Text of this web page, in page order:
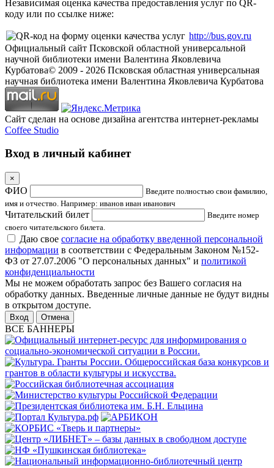
Независимая оценка качества предоставления услуг по QR-
коду или по ссылке ниже:
http://bus.gov.ru
Официальный сайт Псковской областной универсальной
научной библиотеки имени Валентина Яковлевича
Курбатова© 2009 - 2026 Псковская областная универсальная
научная библиотека имени Валентина Яковлевича Курбатова
Сайт сделан на основе дизайна агентства интернет-рекламы
Coffee Studio
Вход в личный кабинет
×
ФИО
Введите полностью свои фамилию,
имя и отчество. Например: иванов иван иванович
Читательский билет
Введите номер
своего читательского билета.
Даю свое согласие на обработку введенной персональной
информации в соответствии с Федеральным Законом №152-
ФЗ от 27.07.2006 "О персональных данных" и политикой
конфиденциальности
Мы не можем обработать запрос без Вашего согласия на
обработку данных. Введенные личные данные не будут видны
в открытом доступе.
Отмена
ВСЕ БАННЕРЫ